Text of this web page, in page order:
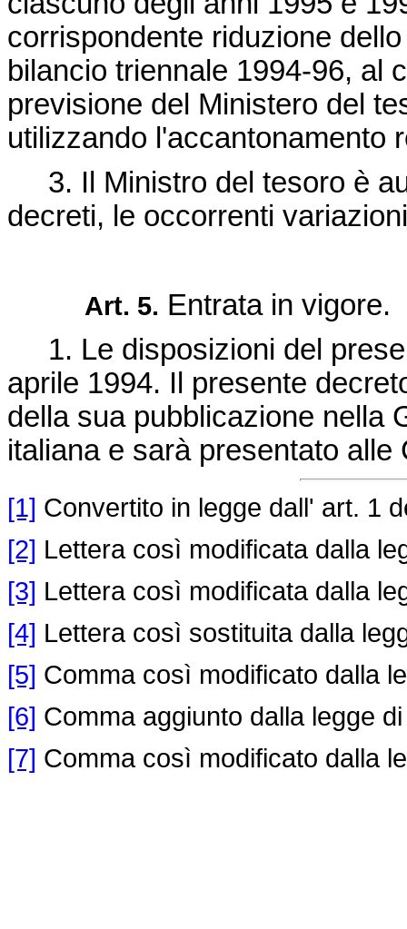
corrispondente riduzione
bilancio triennale 1994-96, al
previsione del Ministero del
utilizzando l'accantonamento
3. Il Ministro del tesoro è
decreti, le occorrenti
Art. 5. Entrata in vigore.
1. Le disposizioni del
aprile 1994. Il presente
della sua pubblicazione nella
italiana e sarà presentato
[1] Convertito in legge dall' art. 1
[2] Lettera così modificata dalla
[3] Lettera così modificata dalla
[4] Lettera così sostituita dalla
[5] Comma così modificato dalla
[6] Comma aggiunto dalla legge
[7] Comma così modificato dalla